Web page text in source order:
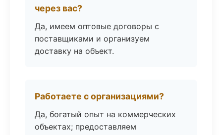
через вас?
Да, имеем оптовые договоры с
поставщиками и организуем
доставку на объект.
Работаете с организациями?
Да, богатый опыт на коммерческих
объектах; предоставляем